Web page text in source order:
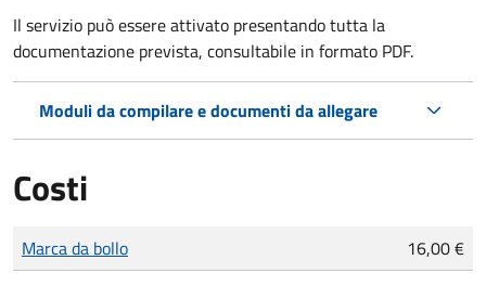
Il servizio può essere attivato presentando tutta la
documentazione prevista, consultabile in formato PDF.
Moduli da compilare e documenti da allegare
Costi
Tipo di pagamento
Importo
Marca da bollo 16,00 €